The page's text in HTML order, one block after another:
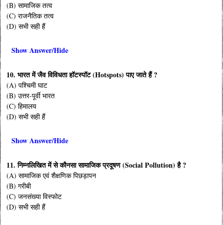
(B) सामाजिक तत्व
(C) राजनैतिक तत्व
(D) सभी सही हैं
Show Answer/Hide
10. भारत में जैव विविधता हॉटस्पॉट (Hotspots) पाए जाते हैं ?
(A) पश्चिमी घाट
(B) उत्तर-पूर्वी भारत
(C) हिमालय
(D) सभी सही हैं
Show Answer/Hide
11. निम्नलिखित में से कौनसा सामाजिक प्रदूषण (Social Pollution) है ?
(A) सामाजिक एवं शैक्षणिक पिछड़ापन
(B) गरीबी
(C) जनसंख्या विस्फोट
(D) सभी सही हैं